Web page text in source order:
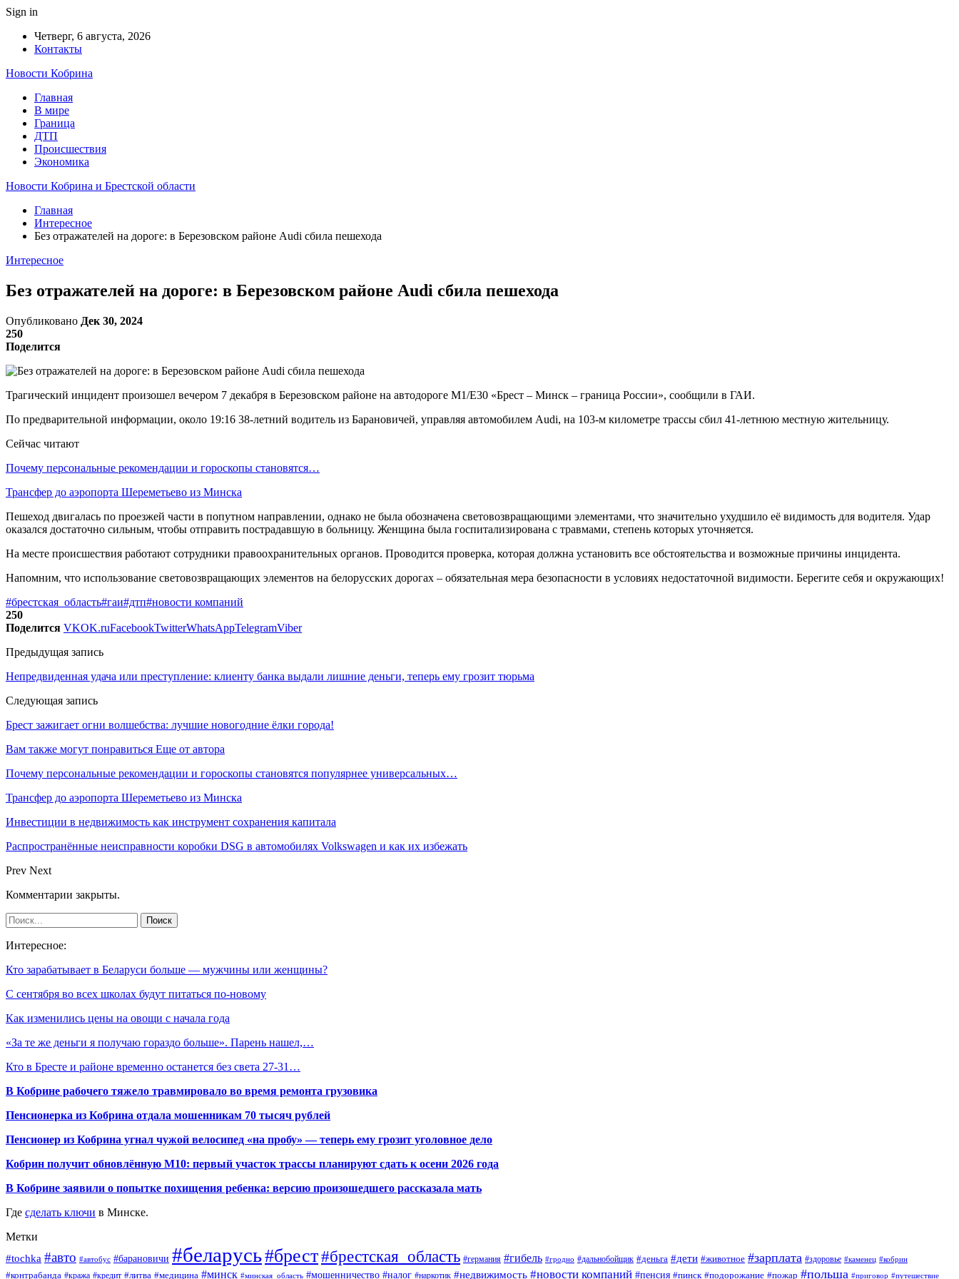
Sign in
Четверг, 6 августа, 2026
Контакты
Новости Кобрина
Главная
В мире
Граница
ДТП
Происшествия
Экономика
Новости Кобрина и Брестской области
Главная
Интересное
Без отражателей на дороге: в Березовском районе Audi сбила пешехода
Интересное
Без отражателей на дороге: в Березовском районе Audi сбила пешехода
Опубликовано Дек 30, 2024
250
Поделится
Трагический инцидент произошел вечером 7 декабря в Березовском районе на автодороге М1/Е30 «Брест – Минск – граница России», сообщили в ГАИ.
По предварительной информации, около 19:16 38-летний водитель из Барановичей, управляя автомобилем Audi, на 103-м километре трассы сбил 41-летнюю местную жительницу.
Сейчас читают
Почему персональные рекомендации и гороскопы становятся…
Трансфер до аэропорта Шереметьево из Минска
Пешеход двигалась по проезжей части в попутном направлении, однако не была обозначена световозвращающими элементами, что значительно ухудшило её видимость для водителя. Удар
оказался достаточно сильным, чтобы отправить пострадавшую в больницу. Женщина была госпитализирована с травмами, степень которых уточняется.
На месте происшествия работают сотрудники правоохранительных органов. Проводится проверка, которая должна установить все обстоятельства и возможные причины инцидента.
Напомним, что использование световозвращающих элементов на белорусских дорогах – обязательная мера безопасности в условиях недостаточной видимости. Берегите себя и окружающих!
#брестская_область#гаи#дтп#новости компаний
250
Поделится VKOK.ruFacebookTwitterWhatsAppTelegramViber
Предыдущая запись
Непредвиденная удача или преступление: клиенту банка выдали лишние деньги, теперь ему грозит тюрьма
Следующая запись
Брест зажигает огни волшебства: лучшие новогодние ёлки города!
Вам также могут понравиться Еще от автора
Почему персональные рекомендации и гороскопы становятся популярнее универсальных…
Трансфер до аэропорта Шереметьево из Минска
Инвестиции в недвижимость как инструмент сохранения капитала
Распространённые неисправности коробки DSG в автомобилях Volkswagen и как их избежать
Prev Next
Комментарии закрыты.
Интересное:
Кто зарабатывает в Беларуси больше — мужчины или женщины?
С сентября во всех школах будут питаться по-новому
Как изменились цены на овощи с начала года
«За те же деньги я получаю гораздо больше». Парень нашел,…
Кто в Бресте и районе временно останется без света 27-31…
В Кобрине рабочего тяжело травмировало во время ремонта грузовика
Пенсионерка из Кобрина отдала мошенникам 70 тысяч рублей
Пенсионер из Кобрина угнал чужой велосипед «на пробу» — теперь ему грозит уголовное дело
Кобрин получит обновлённую М10: первый участок трассы планируют сдать к осени 2026 года
В Кобрине заявили о попытке похищения ребенка: версию произошедшего рассказала мать
Где сделать ключи в Минске.
Метки
#tochka #авто #автобус #барановичи #беларусь#брест#брестская_область #германия #гибель #гродно #дальнобойщик #деньга #дети #животное #зарплата #здоровье #каменец #кобрин
#контрабанда #кража #кредит #литва #медицина #минск #минская_область #мошенничество #налог #наркотик #недвижимость #новости компаний #пенсия #пинск #подорожание #пожар #польша #приговор #путешествие